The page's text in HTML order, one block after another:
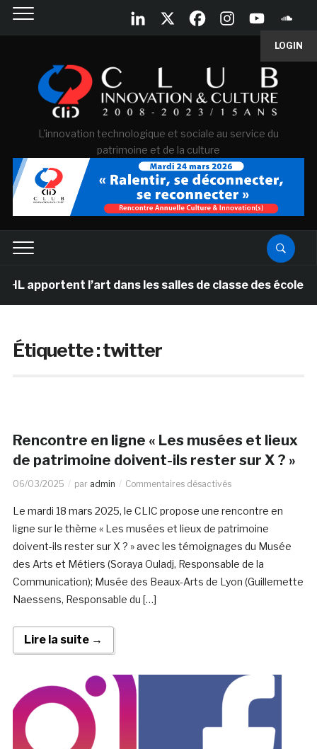
LOGIN
L'innovation technologique et sociale au service du
patrimoine et de la culture
l’art dans les salles de classe des écoles
Étiquette :twitter
Rencontre en ligne « Les musées et lieux
de patrimoine doivent-ils rester sur X ? »
06/03/2025 par admin Commentaires désactivés
Le mardi 18 mars 2025, le CLIC propose une rencontre en
ligne sur le thème « Les musées et lieux de patrimoine
doivent-ils rester sur X ? » avec les témoignages du Musée
des Arts et Métiers (Soraya Ouladj, Responsable de la
Communication); Musée des Beaux-Arts de Lyon (Guillemette
Naessens, Responsable du […]
Lire la suite →